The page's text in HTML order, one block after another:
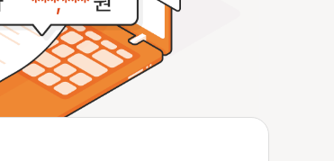
**분전 신청완료
**분전 신청완료